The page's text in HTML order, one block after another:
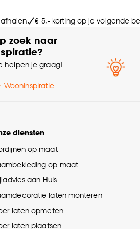
€ 5,- korting op je volgende
zoek naar
helpen je graag!
Wooninspiratie
diensten
op maat
op maat
aan Huis
laten monteren
laten opmeten
laten plaatsen